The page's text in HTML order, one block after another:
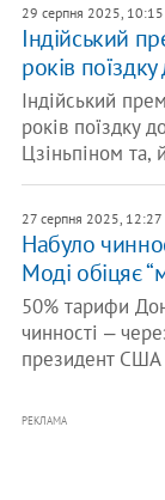
29 серпня 2025, 10:15
Індійський
років
Індійський
років поїздку
Цзіньпіном та,
27 серпня 2025, 12:27
Набуло
Моді обіцяє
50% тарифи
чинності ‒
президент США
РЕКЛАМА